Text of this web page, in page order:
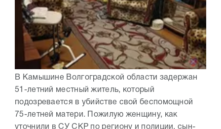
В Камышине Волгоградской области задержан
51-летний местный житель, который
подозревается в убийстве свой беспомощной
75-летней матери. Пожилую женщину, как
уточнили в СУ СКР по региону и полиции, сын-